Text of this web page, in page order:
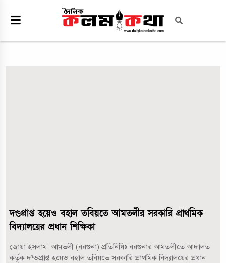
দণ্ডপ্রাপ্ত হয়েও বহাল তবিয়তে আমতলীর সরকারি প্রাথমিক
বিদ্যালয়ের প্রধান শিক্ষিকা
জোয়া ইসলাম, আমতলী (বরগুনা) প্রতিনিধিঃ বরগুনার আমতলীতে আদালত
কর্তৃক দন্ডপ্রাপ্ত হয়েও বহাল তবিয়তে সরকারি প্রাথমিক বিদ্যালয়ের প্রধান